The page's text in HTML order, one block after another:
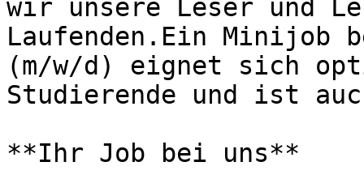
wir unsere Leser und
Laufenden.Ein
(m/w/d) eignet sich
Studierende und ist
**Ihr Job bei uns**